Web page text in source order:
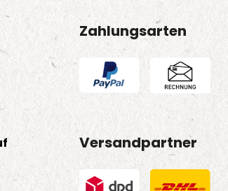
Zahlungsarten
Versandpartner